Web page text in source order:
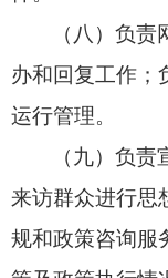
（八）负
办和回复工作；
运行管理。
（九）负
来访群众进行思
规和政策咨询服